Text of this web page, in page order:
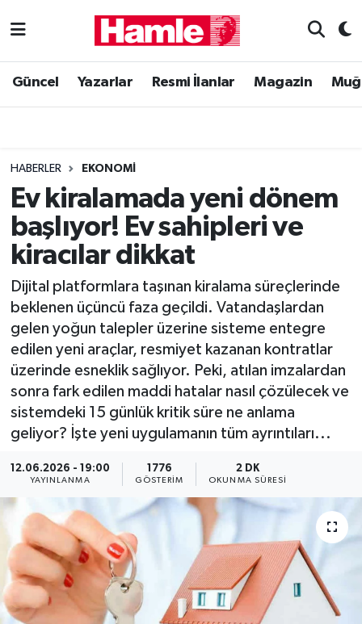
Güncel Yazarlar Resmi İlanlar Magazin
HABERLER EKONOMI
Ev kiralamada yeni dönem
başlıyor! Ev sahipleri ve
kiracılar dikkat
Dijital platformlara taşınan kiralama süreçlerinde
beklenen üçüncü faza geçildi. Vatandaşlardan
gelen yoğun talepler üzerine sisteme entegre
edilen yeni araçlar, resmiyet kazanan kontratlar
üzerinde esneklik sağlıyor. Peki, atılan imzalardan
sonra fark edilen maddi hatalar nasıl çözülecek ve
sistemdeki 15 günlük kritik süre ne anlama
geliyor? İşte yeni uygulamanın tüm ayrıntıları...
12.06.2026 - 19:00
YAYINLANMA
1776
GÖSTERIM
2 DK
OKUNMA SÜRESI
Güncel
Magazin
Muğla Haber
Siyaset
Muğla Nöbetçi Eczaneler
Muğla Trafik Yoğunluk Haritası
Süper Lig Puan Durumu ve Fikstür
Tüm Manşetler
Son Dakika Haberleri
Haber Arşivi